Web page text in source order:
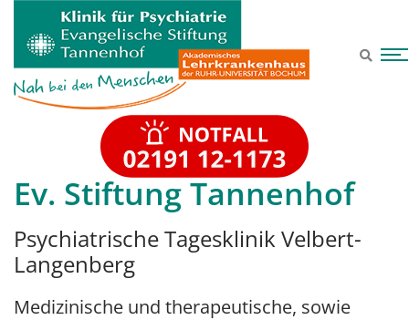
Zum Hauptinhalt springen
Ev. Stiftung Tannenhof
Psychiatrische Tagesklinik Velbert-
Langenberg
Medizinische und therapeutische, sowie